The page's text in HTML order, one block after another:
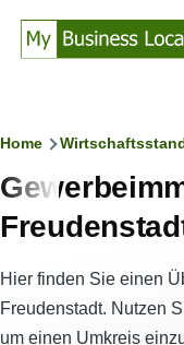
Pfadnavigation
Home
Hier finden Sie einen
Freudenstadt. Nutzen
um einen Umkreis